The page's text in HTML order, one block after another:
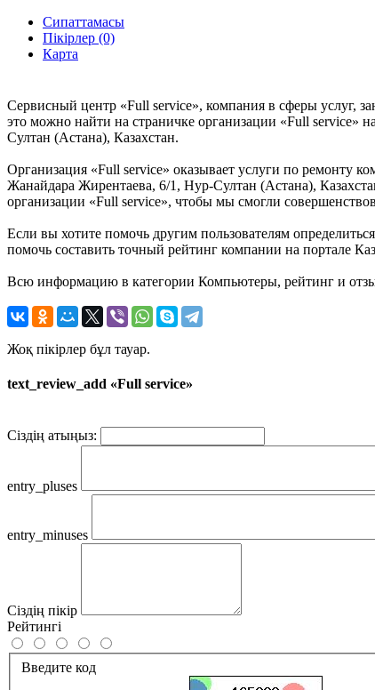
Сипаттамасы
Пікірлер (0)
Карта
Сервисный центр «Full service», компания в сферы услуг,
это можно найти на страничке организации «Full service»
Султан (Астана), Казахстан.
Организация «Full service» оказывает услуги по ремонту
Жанайдара Жирентаева, 6/1, Нур-Султан (Астана),
организации «Full service», чтобы мы смогли
Если вы хотите помочь другим пользователям
помочь составить точный рейтинг компании на портале
Всю информацию в категории Компьютеры, рейтинг и
Жоқ пікірлер бұл тауар.
text_review_add «Full service»
Сіздің атыңыз:
entry_pluses
entry_minuses
Сіздің пікір
Рейтингі
Введите код